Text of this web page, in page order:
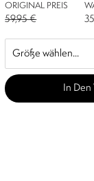
ORIGINAL PREIS
59,95 €
In